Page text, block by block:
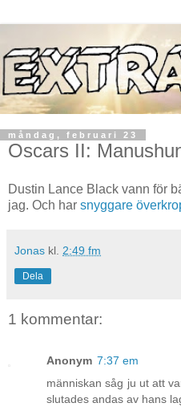
måndag, februari 23
Oscars II:
Dustin Lance Black vann för
jag. Och har snyggare
Jonas kl. 2:49 fm
Dela
1 kommentar:
Anonym 7:37 em
människan såg ju ut att
slutades andas av hans